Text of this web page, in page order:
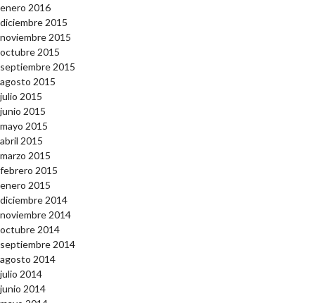
enero 2016
diciembre 2015
noviembre 2015
octubre 2015
septiembre 2015
agosto 2015
julio 2015
junio 2015
mayo 2015
abril 2015
marzo 2015
febrero 2015
enero 2015
diciembre 2014
noviembre 2014
octubre 2014
septiembre 2014
agosto 2014
julio 2014
junio 2014